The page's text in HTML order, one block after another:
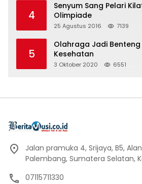
4
Senyum Sang Pelari
Olimpiade
25 Agustus 2016 7139
5
Olahraga Jadi
Kesehatan
3 Oktober 2020 6551
Jalan pramuka 4, Srijaya, B5,
Palembang, Sumatera Selatan,
07115711330